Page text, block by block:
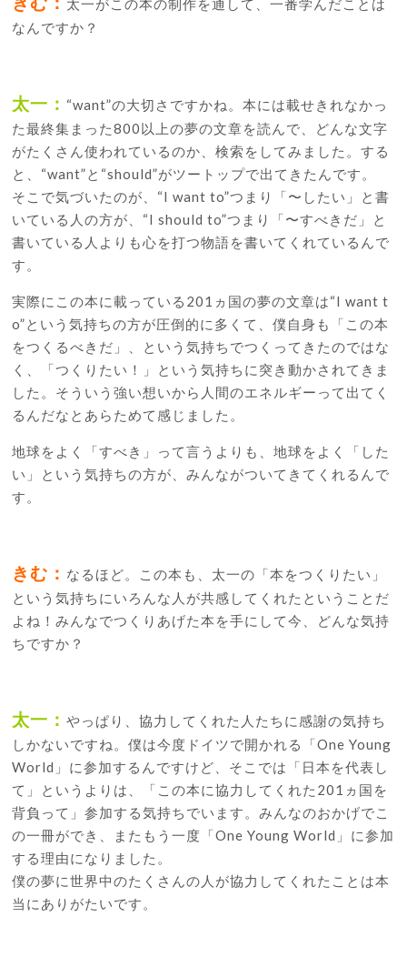
太一がこの本の制作を通して、一番学んだことは
なんですか？
太一： “want”の大切さですかね。本には載せきれなかっ
た最終集まった800以上の夢の文章を読んで、どんな文字
がたくさん使われているのか、検索をしてみました。する
と、“want”と“should”がツートップで出てきたんです。
そこで気づいたのが、“I want to”つまり「〜したい」と書
いている人の方が、“I should to”つまり「〜すべきだ」と
書いている人よりも心を打つ物語を書いてくれているんで
す。
実際にこの本に載っている201ヵ国の夢の文章は“I want t
o”という気持ちの方が圧倒的に多くて、僕自身も「この本
をつくるべきだ」、という気持ちでつくってきたのではな
く、「つくりたい！」という気持ちに突き動かされてきま
した。そういう強い想いから人間のエネルギーって出てく
るんだなとあらためて感じました。
地球をよく「すべき」って言うよりも、地球をよく「した
い」という気持ちの方が、みんながついてきてくれるんで
す。
きむ： なるほど。この本も、太一の「本をつくりたい」
という気持ちにいろんな人が共感してくれたということだ
よね！みんなでつくりあげた本を手にして今、どんな気持
ちですか？
太一：やっぱり、協力してくれた人たちに感謝の気持ち
しかないですね。僕は今度ドイツで開かれる「One Young
World」に参加するんですけど、そこでは「日本を代表し
て」というよりは、「この本に協力してくれた201ヵ国を
背負って」参加する気持ちでいます。みんなのおかげでこ
の一冊ができ、またもう一度「One Young World」に参加
する理由になりました。
僕の夢に世界中のたくさんの人が協力してくれたことは本
当にありがたいです。